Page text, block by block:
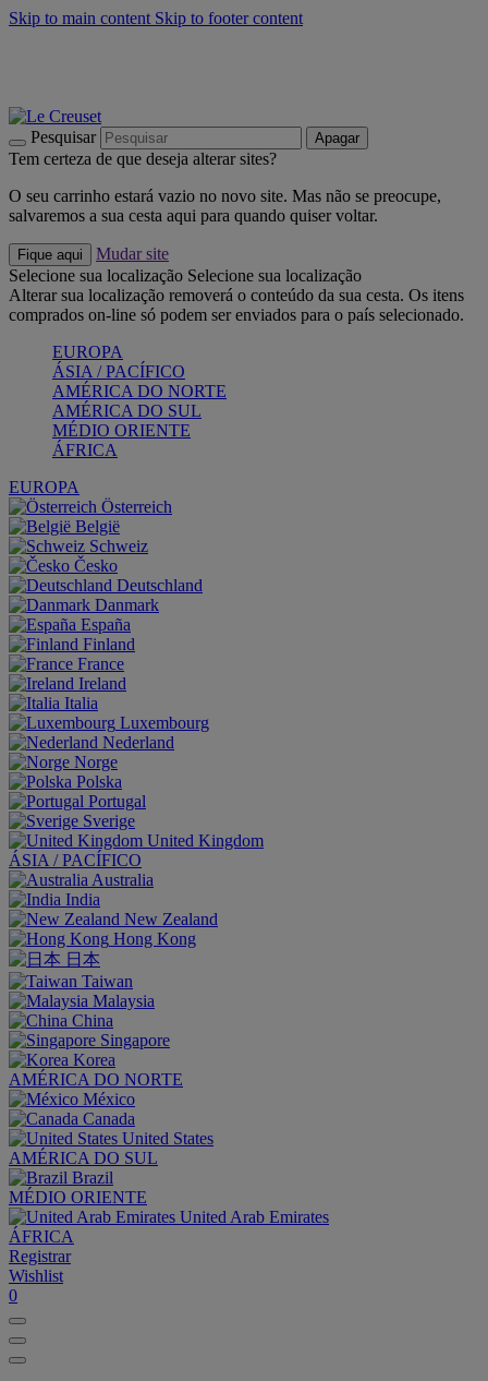
Skip to main content Skip to footer content
Pesquisar Apagar
Tem certeza de que deseja alterar sites?
O seu carrinho estará vazio no novo site. Mas não se preocupe,
salvaremos a sua cesta aqui para quando quiser voltar.
Fique aqui
Mudar site
Selecione sua localização Selecione sua localização
Alterar sua localização removerá o conteúdo da sua cesta. Os itens
comprados on-line só podem ser enviados para o país selecionado.
EUROPA
ÁSIA / PACÍFICO
AMÉRICA DO NORTE
AMÉRICA DO SUL
MÉDIO ORIENTE
ÁFRICA
EUROPA
Österreich
België
Schweiz
Česko
Deutschland
Danmark
España
Finland
France
Ireland
Italia
Luxembourg
Nederland
Norge
Polska
Portugal
Sverige
United Kingdom
ÁSIA / PACÍFICO
Australia
India
New Zealand
Hong Kong
日本
Taiwan
Malaysia
China
Singapore
Korea
AMÉRICA DO NORTE
México
Canada
United States
AMÉRICA DO SUL
Brazil
MÉDIO ORIENTE
United Arab Emirates
ÁFRICA
Registrar
Wishlist
0